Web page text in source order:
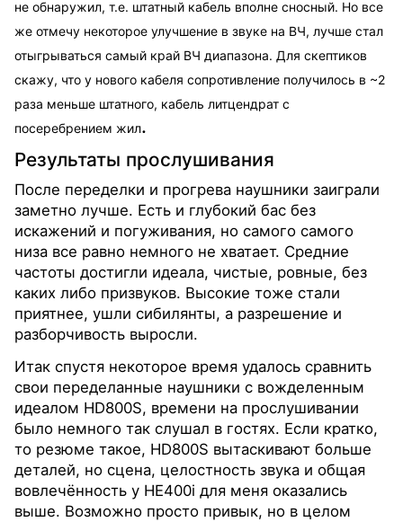
не обнаружил, т.е. штатный кабель вполне сносный. Но все
же отмечу некоторое улучшение в звуке на ВЧ, лучше стал
отыгрываться самый край ВЧ диапазона. Для скептиков
скажу, что у нового кабеля сопротивление получилось в ~2
раза меньше штатного, кабель литцендрат с
посеребрением жил.
Результаты прослушивания
После переделки и прогрева наушники заиграли
заметно лучше. Есть и глубокий бас без
искажений и погуживания, но самого самого
низа все равно немного не хватает. Средние
частоты достигли идеала, чистые, ровные, без
каких либо призвуков. Высокие тоже стали
приятнее, ушли cибилянты, а разрешение и
разборчивость выросли.
Итак спустя некоторое время удалось сравнить
свои переделанные наушники с вожделенным
идеалом HD800S, времени на прослушивании
было немного так слушал в гостях. Если кратко,
то резюме такое, HD800S вытаскивают больше
деталей, но сцена, целостность звука и общая
вовлечённость у HE400i для меня оказались
выше. Возможно просто привык, но в целом